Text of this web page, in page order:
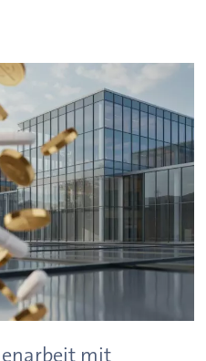
mit